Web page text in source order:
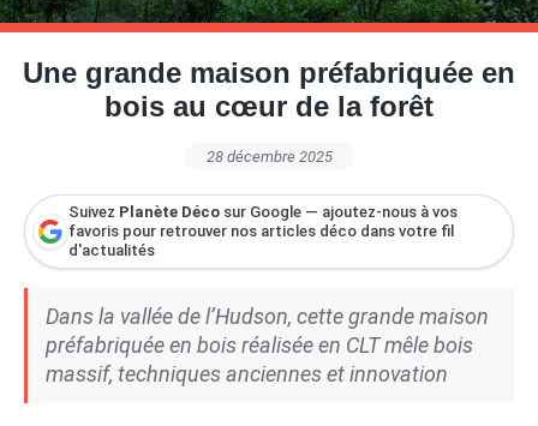
Revue De Week End
Tiny House
Une grande maison préfabriquée en
bois au cœur de la forêt
28 décembre 2025
Suivez Planète Déco sur Google — ajoutez-nous à vos
favoris pour retrouver nos articles déco dans votre fil
d'actualités
Dans la vallée de l’Hudson, cette grande maison
préfabriquée en bois réalisée en CLT mêle bois
massif, techniques anciennes et innovation